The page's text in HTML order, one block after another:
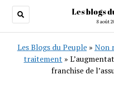
Les blogs
8 août
Les Blogs du Peuple» Non
traitement »
franchise de